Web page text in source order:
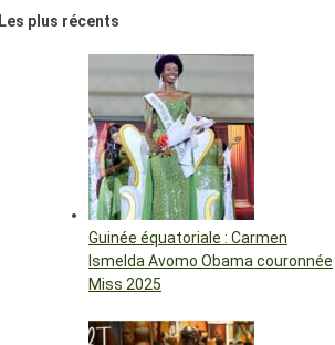
Les plus récents
Guinée équatoriale : Carmen
Ismelda Avomo Obama couronnée
Miss 2025